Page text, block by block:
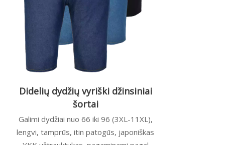
Didelių dydžių vyriški džinsiniai
šortai
Galimi dydžiai nuo 66 iki 96 (3XL-11XL),
lengvi, tamprūs, itin patogūs, japoniškas